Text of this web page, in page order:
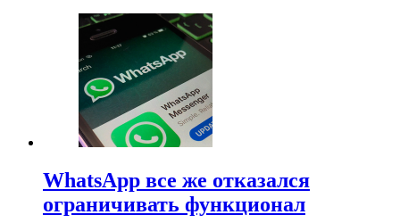
WhatsApp все же отказался
ограничивать функционал